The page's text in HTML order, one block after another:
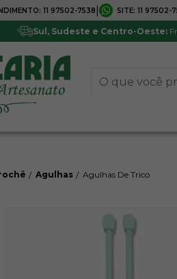
11 97502-7538 SITE: 11 97502-
Sul, Sudeste e Centro-Oeste:
5% DE DESCONTO
Pagamentos via boleto ou
Agulhas Agulhas De Trico